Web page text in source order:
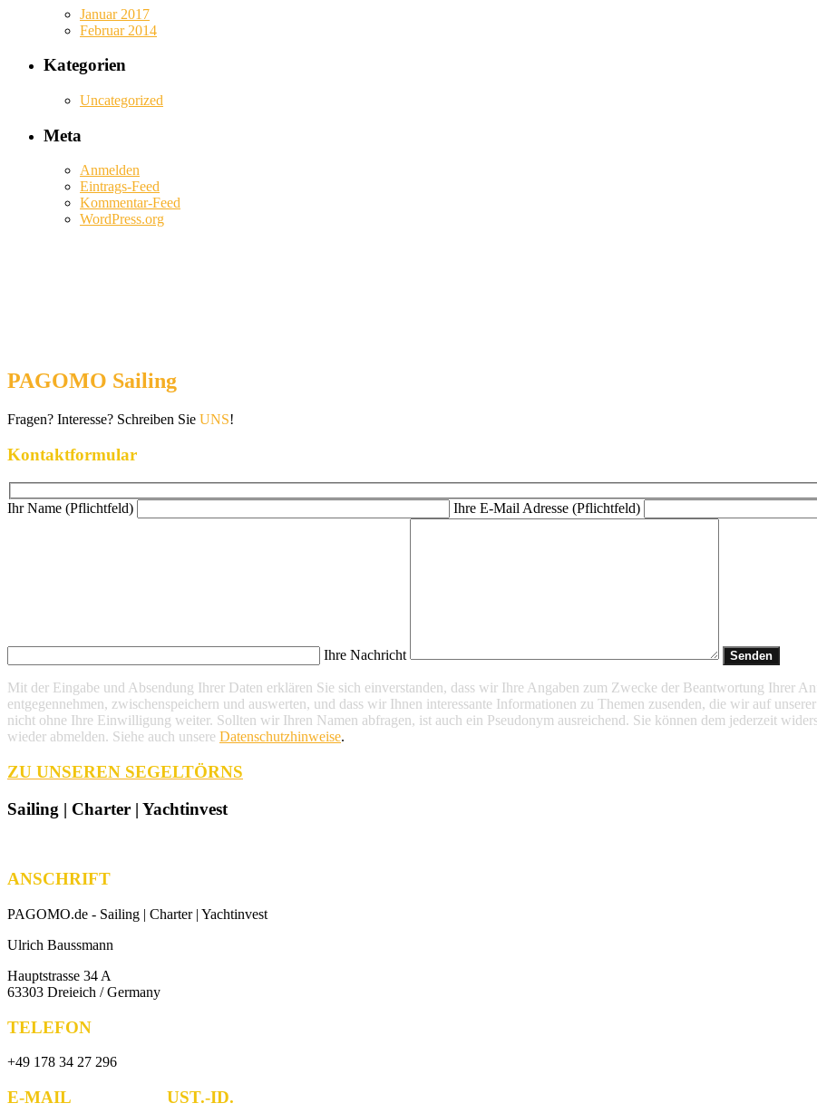
Januar 2017
Februar 2014
Kategorien
Uncategorized
Meta
Anmelden
Eintrags-Feed
Kommentar-Feed
WordPress.org
PAGOMO Sailing
Fragen? Interesse? Schreiben Sie UNS!
Kontaktformular
Ihr Name (Pflichtfeld) Ihre E-Mail Adresse (Pflichtfeld)
Ihre Nachricht
Mit der Eingabe und Absendung Ihrer Daten erklären Sie sich einverstanden, dass wir Ihre Angaben zum Zwecke der Beantwortung Ihrer
entgegennehmen, zwischenspeichern und auswerten, und dass wir Ihnen interessante Informationen zu Themen zusenden, die wir auf
nicht ohne Ihre Einwilligung weiter. Sollten wir Ihren Namen abfragen, ist auch ein Pseudonym ausreichend. Sie können dem jederzeit
wieder abmelden. Siehe auch unsere Datenschutzhinweise.
ZU UNSEREN SEGELTÖRNS
Sailing | Charter | Yachtinvest
ANSCHRIFT
PAGOMO.de - Sailing | Charter | Yachtinvest
Ulrich Baussmann
Hauptstrasse 34 A
63303 Dreieich / Germany
TELEFON
+49 178 34 27 296
E-MAIL UST.-ID.